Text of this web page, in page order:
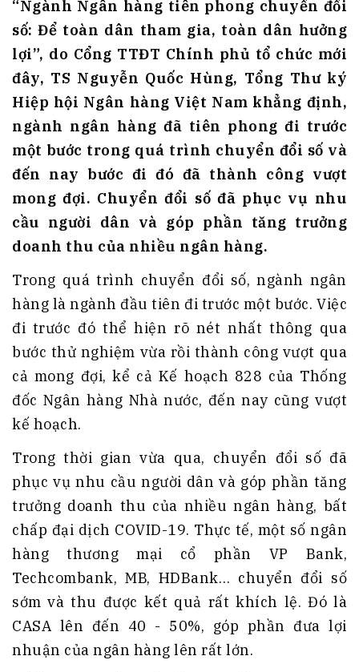
“Ngành Ngân hàng tiên phong chuyển đổi
số: Để toàn dân tham gia, toàn dân hưởng
lợi”, do Cổng TTĐT Chính phủ tổ chức mới
đây, TS Nguyễn Quốc Hùng, Tổng Thư ký
Hiệp hội Ngân hàng Việt Nam khẳng định,
ngành ngân hàng đã tiên phong đi trước
một bước trong quá trình chuyển đổi số và
đến nay bước đi đó đã thành công vượt
mong đợi. Chuyển đổi số đã phục vụ nhu
cầu người dân và góp phần tăng trưởng
doanh thu của nhiều ngân hàng.
Trong quá trình chuyển đổi số, ngành ngân
hàng là ngành đầu tiên đi trước một bước. Việc
đi trước đó thể hiện rõ nét nhất thông qua
bước thử nghiệm vừa rồi thành công vượt qua
cả mong đợi, kể cả Kế hoạch 828 của Thống
đốc Ngân hàng Nhà nước, đến nay cũng vượt
kế hoạch.
Trong thời gian vừa qua, chuyển đổi số đã
phục vụ nhu cầu người dân và góp phần tăng
trưởng doanh thu của nhiều ngân hàng, bất
chấp đại dịch COVID-19. Thực tế, một số ngân
hàng thương mại cổ phần VP Bank,
Techcombank, MB, HDBank… chuyển đổi số
sớm và thu được kết quả rất khích lệ. Đó là
CASA lên đến 40 - 50%, góp phần đưa lợi
nhuận của ngân hàng lên rất lớn.